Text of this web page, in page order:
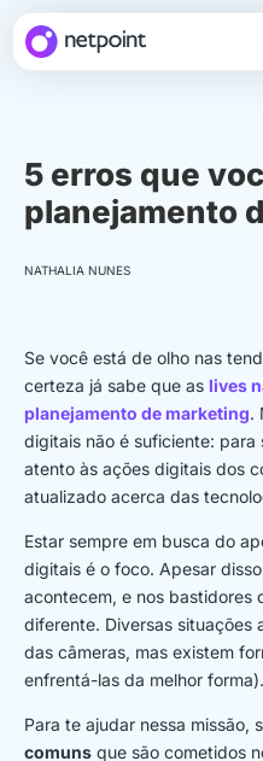
5 erros que
planejamento
NATHALIA NUNES
Se você está de olho nas
certeza já sabe que as lives
planejamento de marketing.
digitais não é suficiente:
atento às ações digitais dos
atualizado acerca das
Estar sempre em busca do
digitais é o foco. Apesar
acontecem, e nos bastidores
diferente. Diversas situações
das câmeras, mas existem
enfrentá-las da melhor forma).
Para te ajudar nessa missão,
comuns que são cometidos